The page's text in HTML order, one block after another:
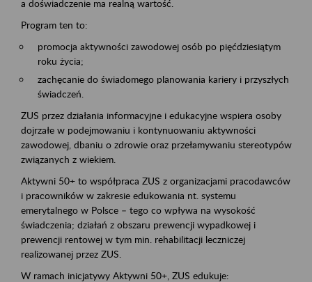
a doświadczenie ma realną wartość.
Program ten to:
promocja aktywności zawodowej osób po pięćdziesiątym
roku życia;
zachęcanie do świadomego planowania kariery i przyszłych
świadczeń.
ZUS przez działania informacyjne i edukacyjne wspiera osoby
dojrzałe w podejmowaniu i kontynuowaniu aktywności
zawodowej, dbaniu o zdrowie oraz przełamywaniu stereotypów
związanych z wiekiem.
Aktywni 50+ to współpraca ZUS z organizacjami pracodawców
i pracowników w zakresie edukowania nt. systemu
emerytalnego w Polsce – tego co wpływa na wysokość
świadczenia; działań z obszaru prewencji wypadkowej i
prewencji rentowej w tym min. rehabilitacji leczniczej
realizowanej przez ZUS.
W ramach inicjatywy Aktywni 50+, ZUS edukuje: